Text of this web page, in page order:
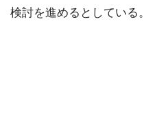
検討を進めるとしている。